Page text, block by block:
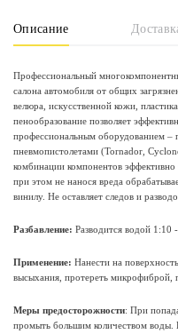
Описание
Профессиональный
салона автомобиля от общих
велюра, искусственной кожи,
пенообразование позволяет
профессиональным оборудованием –
пневмопистолетами (Tornador,
комбинации компонентов
при этом не нанося вреда
винилу. Не оставляет следов и
Разбавление: Разводится водой 1:10
Применение: Нанести на
высыхания, протереть микрофиброй,
Меры предосторожности: При
промыть большим количеством воды.